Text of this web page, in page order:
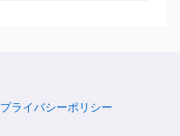
プライバシーポリシー